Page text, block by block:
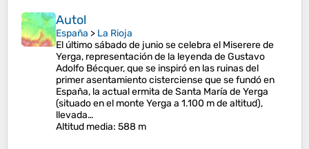
Autol
España > La Rioja
El último sábado de junio se celebra el Miserere de
Yerga, representación de la leyenda de Gustavo
Adolfo Bécquer, que se inspiró en las ruinas del
primer asentamiento cisterciense que se fundó en
España, la actual ermita de Santa María de Yerga
(situado en el monte Yerga a 1.100 m de altitud),
llevada…
Altitud media: 588 m